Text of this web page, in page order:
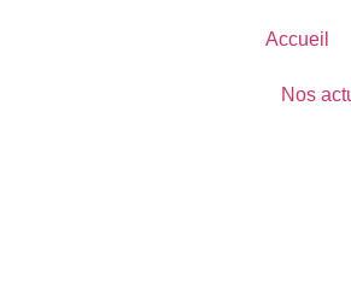
Accueil
Nos